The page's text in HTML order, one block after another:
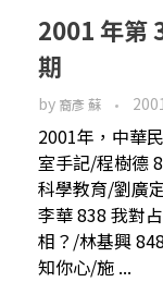
2001 年第
期
by 裔彥 蘇
2001年，中華
室手記/程樹德
科學教育/劉廣
李華 838 我對
相？/林基興
知你心/施 ...